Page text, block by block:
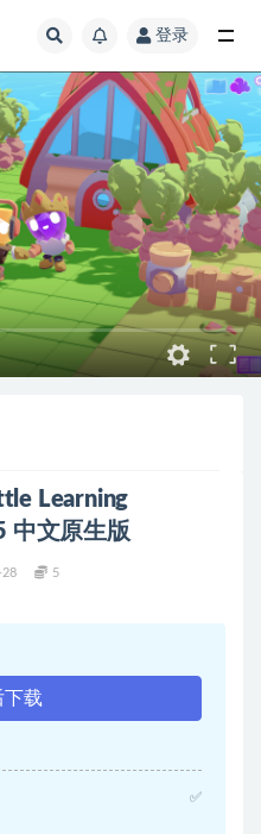
登录
Learning
中文原生版
28 5
下载
✅